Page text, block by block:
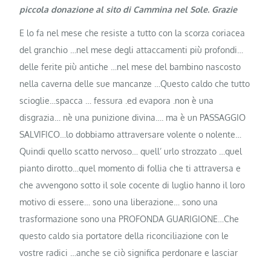
piccola donazione al sito di Cammina nel Sole. Grazie
E lo fa nel mese che resiste a tutto con la scorza coriacea
del granchio …nel mese degli attaccamenti più profondi…
delle ferite più antiche …nel mese del bambino nascosto
nella caverna delle sue mancanze …Questo caldo che tutto
scioglie…spacca … fessura .ed evapora .non è una
disgrazia… nè una punizione divina…. ma è un PASSAGGIO
SALVIFICO…lo dobbiamo attraversare volente o nolente…
Quindi quello scatto nervoso… quell’ urlo strozzato …quel
pianto dirotto…quel momento di follia che ti attraversa e
che avvengono sotto il sole cocente di luglio hanno il loro
motivo di essere… sono una liberazione… sono una
trasformazione sono una PROFONDA GUARIGIONE…Che
questo caldo sia portatore della riconciliazione con le
vostre radici …anche se ciò significa perdonare e lasciar